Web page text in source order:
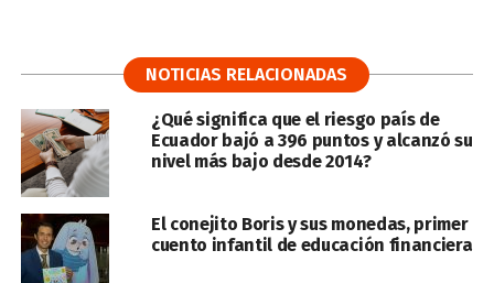
NOTICIAS RELACIONADAS
¿Qué significa que el riesgo país de
Ecuador bajó a 396 puntos y alcanzó su
nivel más bajo desde 2014?
El conejito Boris y sus monedas, primer
cuento infantil de educación financiera